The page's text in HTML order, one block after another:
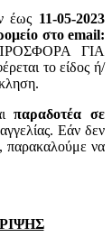
έως 11-05-2023
στο email:
ΓΙΑ
το είδος ή/
παραδοτέα σε
Εάν δεν
παρακαλούμε να